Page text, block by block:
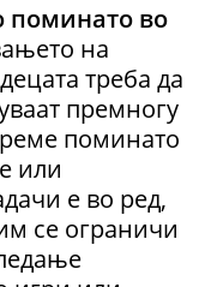
поминато во
на
треба да
премногу
поминато
или
е во ред,
се ограничи